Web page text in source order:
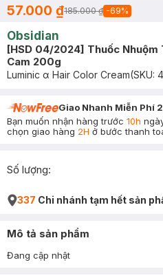
57.000 ₫185.000 ₫ -69%
Obsidian
[HSD 04/2024] Thuốc
Cam 200g
Luminic α Hair Color Cream(SKU:
Giao Nhanh Miễn Phí
Bạn muốn nhận hàng trước 10h
chọn giao hàng 2H ở bước thanh
Số lượng:
337 Chi nhánh tạm hết sản
Mô tả sản phẩm
Đang cập nhật